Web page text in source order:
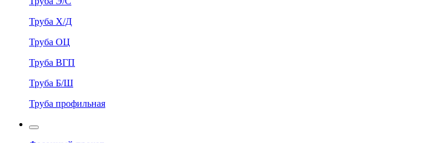
Труба Х/Д
Труба ОЦ
Труба ВГП
Труба Б/Ш
Труба профильная